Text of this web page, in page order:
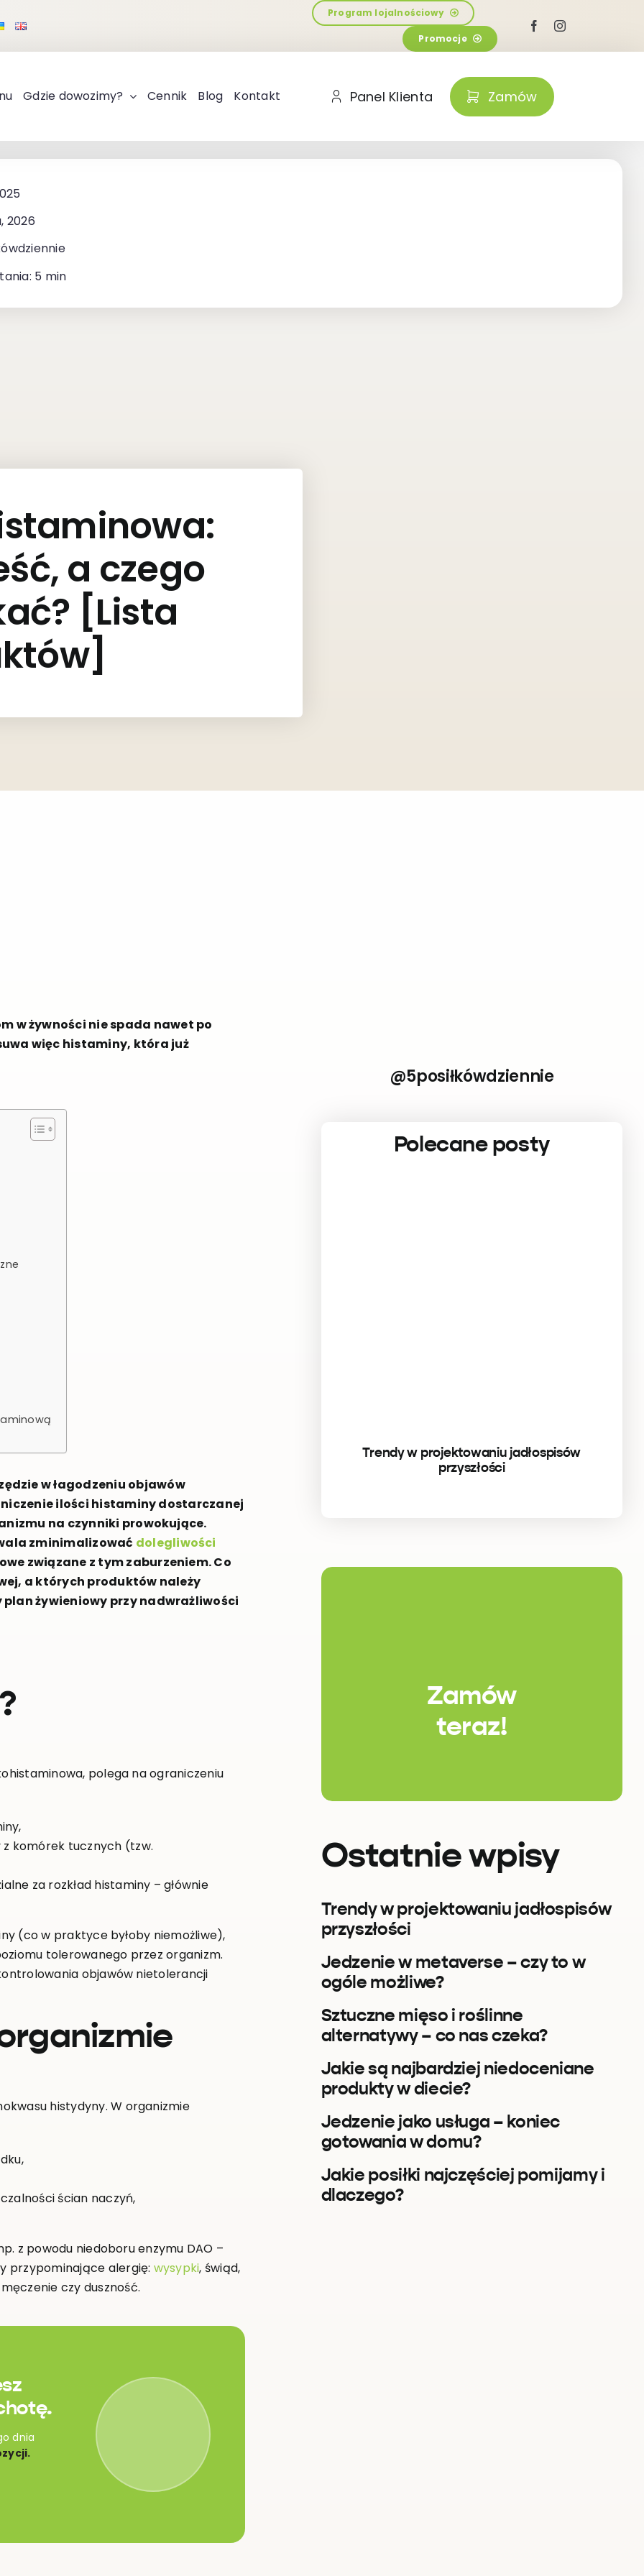
Program lojalnościowy
Promocje
Gdzie dowozimy? Cennik Blog Kontakt Panel Klienta Zamów
2026
5 min
a czego
[Lista
@5posiłkówdziennie
Polecane posty
Trendy w projektowaniu jadłospisów
przyszłości
w żywności nie spada nawet po
więc histaminy, która już
w łagodzeniu objawów
ilości histaminy dostarczanej
na czynniki prowokujące.
zminimalizować dolegliwości
związane z tym zaburzeniem. Co
a których produktów należy
żywieniowy przy nadwrażliwości
polega na ograniczeniu
komórek tucznych (tzw.
za rozkład histaminy – głównie
(co w praktyce byłoby niemożliwe),
tolerowanego przez organizm.
objawów nietolerancji
histydyny. W organizmie
ścian naczyń,
z powodu niedoboru enzymu DAO –
przypominające alergię: wysypki, świąd,
czy duszność.
dnia
Zamów
teraz!
Ostatnie wpisy
Trendy w projektowaniu jadłospisów
przyszłości
Jedzenie w metaverse – czy to w
ogóle możliwe?
Sztuczne mięso i roślinne
alternatywy – co nas czeka?
Jakie są najbardziej niedoceniane
produkty w diecie?
Jedzenie jako usługa – koniec
gotowania w domu?
Jakie posiłki najczęściej pomijamy i
dlaczego?